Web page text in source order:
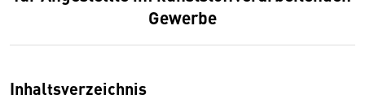
Gewerbe
Inhaltsverzeichnis